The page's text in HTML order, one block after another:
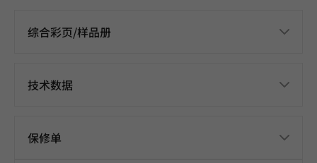
综合彩页/样品册
技术数据
保修单